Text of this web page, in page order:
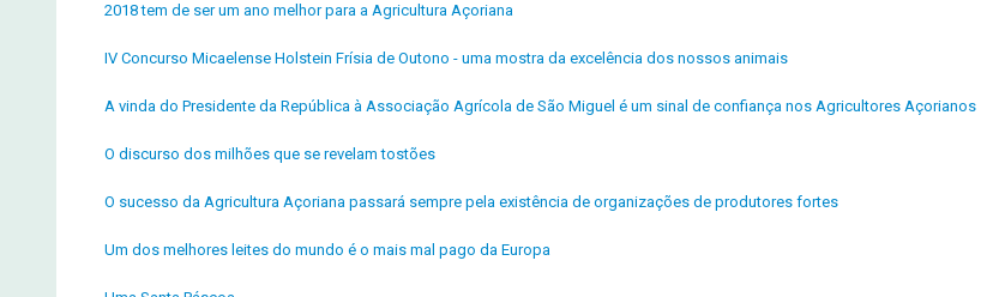
2018 tem de ser um ano melhor para a Agricultura Açoriana
IV Concurso Micaelense Holstein Frísia de Outono - uma mostra da excelência dos nossos animais
A vinda do Presidente da República à Associação Agrícola de São Miguel é um sinal de confiança nos Agricultores Açorianos
O discurso dos milhões que se revelam tostões
O sucesso da Agricultura Açoriana passará sempre pela existência de organizações de produtores fortes
Um dos melhores leites do mundo é o mais mal pago da Europa